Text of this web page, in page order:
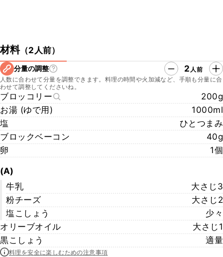
材料（2人前）
分量の調整 2 人前
人数に合わせて分量を調整できます。料理の時間や火加減など、手順も分量に合
わせて調整してくださいね。
ブロッコリー
200g
お湯 (ゆで用)
1000ml
塩
ひとつまみ
ブロックベーコン
40g
卵
1個
(A)
牛乳
大さじ3
粉チーズ
大さじ2
塩こしょう
少々
オリーブオイル
大さじ1
黒こしょう
適量
料理を安全に楽しむための注意事項